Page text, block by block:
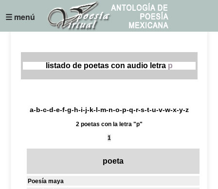
☰ menú
listado de poetas con audio letra p
a-b-c-d-e-f-g-h-i-j-k-l-m-n-o-p-q-r-s-t-u-v-w-x-y-z
2 poetas con la letra "p"
1
poeta
Poesía maya